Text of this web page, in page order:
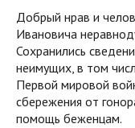
Добрый нрав и
Ивановича
Сохранились
неимущих, в том
Первой мировой
сбережения от
помощь беженцам.